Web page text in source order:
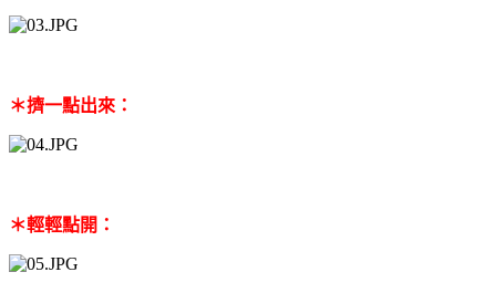
＊擠一點出來：
＊輕輕點開：